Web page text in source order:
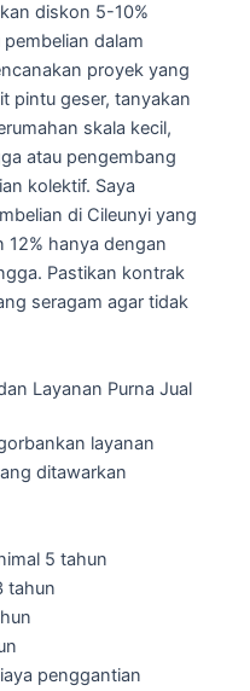
diskon 5-10%
dalam
proyek yang
pintu geser, tanyakan
skala kecil,
atau pengembang
kolektif. Saya
di Cileunyi yang
12% hanya dengan
Pastikan kontrak
seragam agar tidak
Layanan Purna Jual
layanan
ditawarkan
5 tahun
tahun
penggantian